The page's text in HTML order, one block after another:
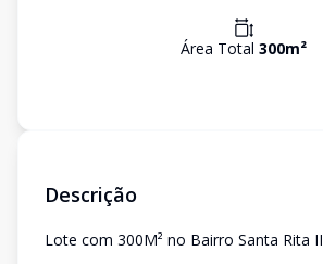
Área Total 300m²
Descrição
Lote com 300M² no Bairro Santa Rita II